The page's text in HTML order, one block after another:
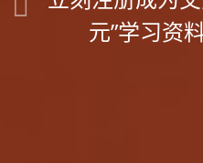
元”学习资
Previous